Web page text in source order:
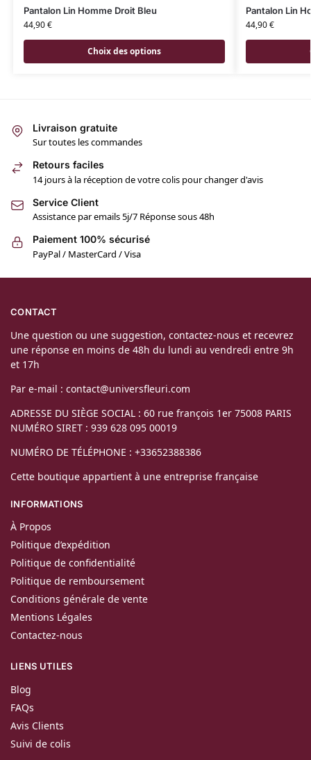
Pantalon Lin Homme Droit Bleu
44,90€
Choix des options
Pantalon Lin
44,90€
Livraison gratuite
Sur toutes les commandes
Retours faciles
14 jours à la réception de votre colis pour changer d'avis
Service Client
Assistance par emails 5j/7 Réponse sous 48h
Paiement 100% sécurisé
PayPal / MasterCard / Visa
CONTACT
Une question ou une suggestion, contactez-nous et recevrez
une réponse en moins de 48h du lundi au vendredi entre 9h
et 17h
Par e-mail : contact@universfleuri.com
ADRESSE DU SIÈGE SOCIAL : 60 rue françois 1er 75008 PARIS
NUMÉRO SIRET : 939 628 095 00019
NUMÉRO DE TÉLÉPHONE : +33652388386
Cette boutique appartient à une entreprise française
INFORMATIONS
À Propos
Politique d’expédition
Politique de confidentialité
Politique de remboursement
Conditions générale de vente
Mentions Légales
Contactez-nous
LIENS UTILES
Blog
FAQs
Avis Clients
Suivi de colis